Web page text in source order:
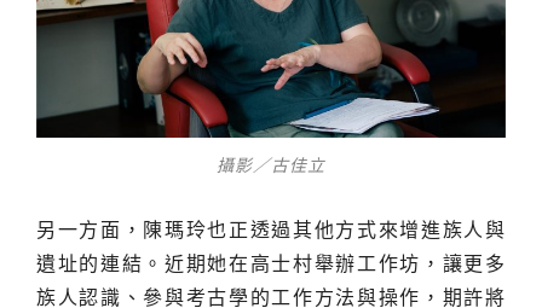
攝影／古佳立
另一方面，陳瑪玲也正透過其他方式來增進族人與
遺址的連結。近期她在高士村舉辦工作坊，讓更多
族人認識、參與考古學的工作方法與操作，期許將